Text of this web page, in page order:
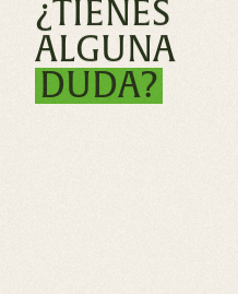
¿TIENES
ALGUNA
DUDA?